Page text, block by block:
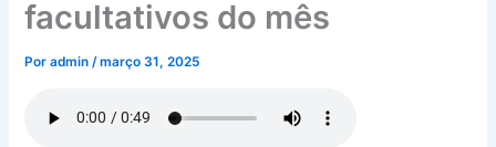
facultativos do mês
Poradmin/março 31, 2025